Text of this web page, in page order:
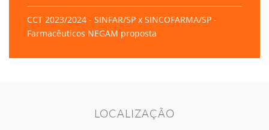
CCT 2023/2024 - SINFAR/SP x SINCOFARMA/SP -
Farmacêuticos NEGAM proposta
LOCALIZAÇÃO